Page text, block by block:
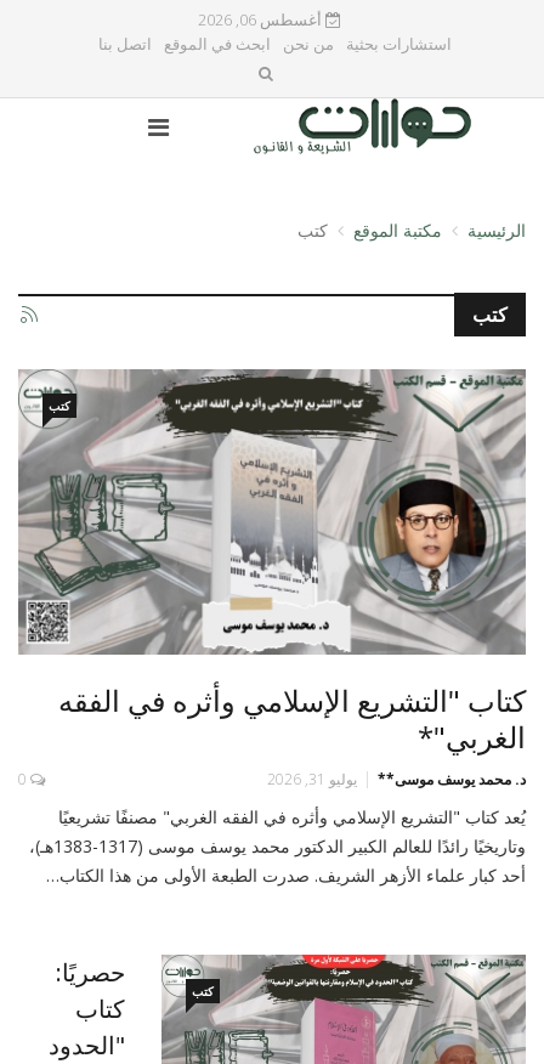
أغسطس 06, 2026
استشارات بحثية
من نحن ابحث في الموقع اتصل بنا
الرئيسية مكتبة الموقع كتب
كتب
كتب
كتاب "التشريع الإسلامي وأثره في الفقه
الغربي"*
د. محمد يوسف موسى** يوليو 31, 2026 0
يُعد كتاب "التشريع الإسلامي وأثره في الفقه الغربي" مصنفًا تشريعيًا
وتاريخيًا رائدًا للعالم الكبير الدكتور محمد يوسف موسى (1317-1383هـ)،
أحد كبار علماء الأزهر الشريف. صدرت الطبعة الأولى من هذا الكتاب…
كتب
حصريًا:
كتاب
"الحدود